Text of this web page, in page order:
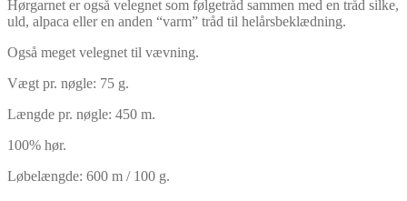
Hørgarnet er også velegnet som følgetråd sammen med en tråd silke,
uld, alpaca eller en anden “varm” tråd til helårsbeklædning.
Også meget velegnet til vævning.
Vægt pr. nøgle: 75 g.
Længde pr. nøgle: 450 m.
100% hør.
Løbelængde: 600 m / 100 g.